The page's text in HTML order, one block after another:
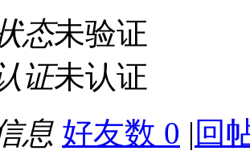
态未验证
证未认证
息 好友数 0 | 回